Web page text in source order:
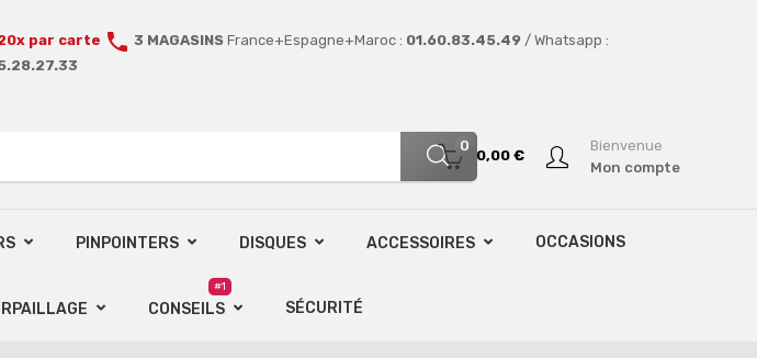
par carte call 3 MAGASINS France+Espagne+Maroc : 01.60.83.45.49 / Whatsapp :
0
0,00 €
Bienvenue
Mon compte
PINPOINTERS DISQUES ACCESSOIRES OCCASIONS
CONSEILS
#1
SÉCURITÉ